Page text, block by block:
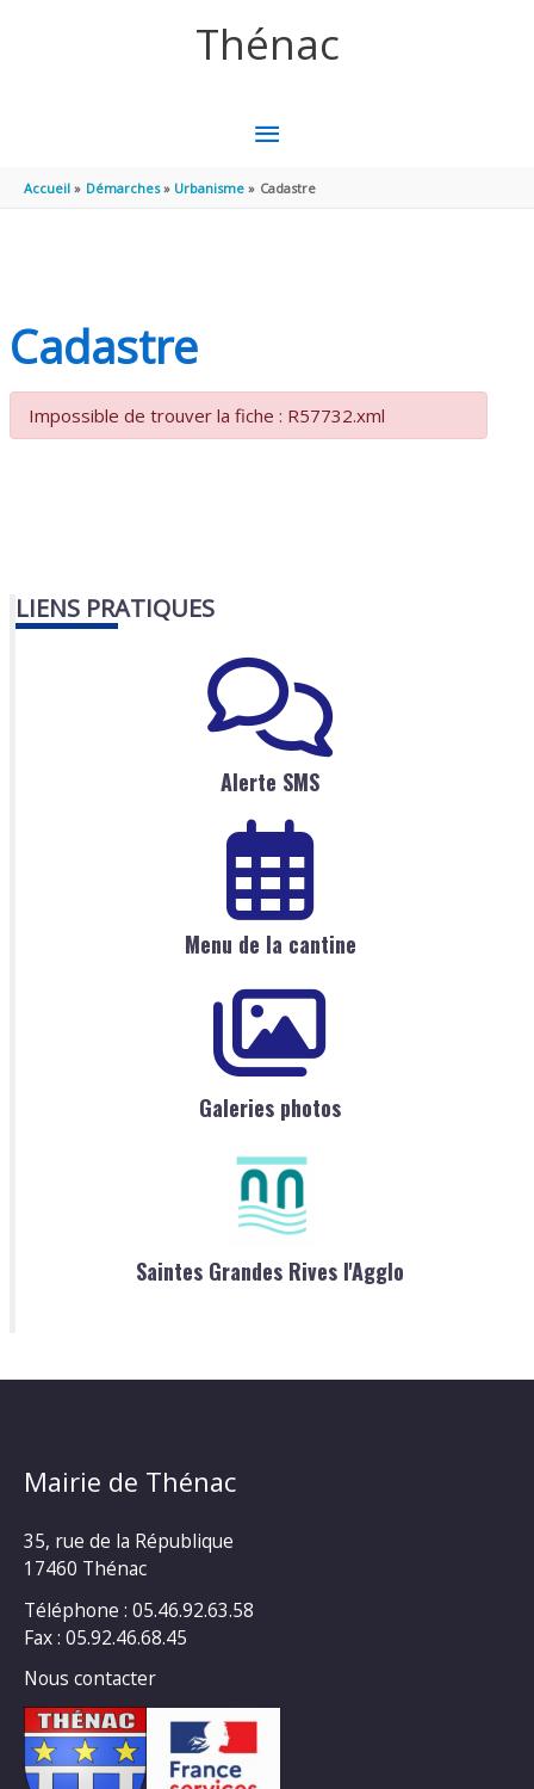
Thénac
MENU
PRINCIPAL
Accueil Démarches Urbanisme Cadastre
Cadastre
Impossible de trouver la fiche : R57732.xml
LIENS PRATIQUES
Alerte SMS
Menu de la cantine
Galeries photos
Saintes Grandes Rives l'Agglo
Mairie de Thénac
35, rue de la République
17460 Thénac
Téléphone : 05.46.92.63.58
Fax : 05.92.46.68.45
Nous contacter